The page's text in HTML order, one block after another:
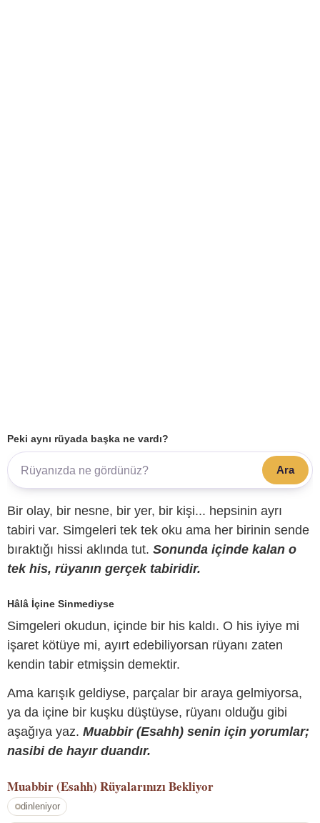
Peki aynı rüyada başka ne vardı?
Ara
Bir olay, bir nesne, bir yer, bir kişi... hepsinin ayrı
tabiri var. Simgeleri tek tek oku ama her birinin sende
bıraktığı hissi aklında tut. Sonunda içinde kalan o
tek his, rüyanın gerçek tabiridir.
Hâlâ İçine Sinmediyse
Simgeleri okudun, içinde bir his kaldı. O his iyiye mi
işaret kötüye mi, ayırt edebiliyorsan rüyanı zaten
kendin tabir etmişsin demektir.
Ama karışık geldiyse, parçalar bir araya gelmiyorsa,
ya da içine bir kuşku düştüyse, rüyanı olduğu gibi
aşağıya yaz. Muabbir (Esahh) senin için yorumlar;
nasibi de hayır duandır.
Muabbir (Esahh) Rüyalarınızı Bekliyor
dinleniyor